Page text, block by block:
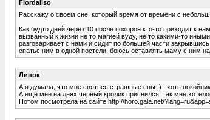
Fiordaliso
Расскажу о своем сне, который время от времени с
Как будто дней через 10 после похорон кто-то приходит к
вызванный к жизни не то магией вуду, не то какими-то
разговаривает с нами и сидит по большей части
спатьс ним в одной постели, боюсь оставлять маму с ним
Линок
А я думала, что мне сняться страшные сны :) , хоть
А ещё мне на днях черный кролик приснился, так мне
Потом посмотрела на сайте http://horo.gala.net/